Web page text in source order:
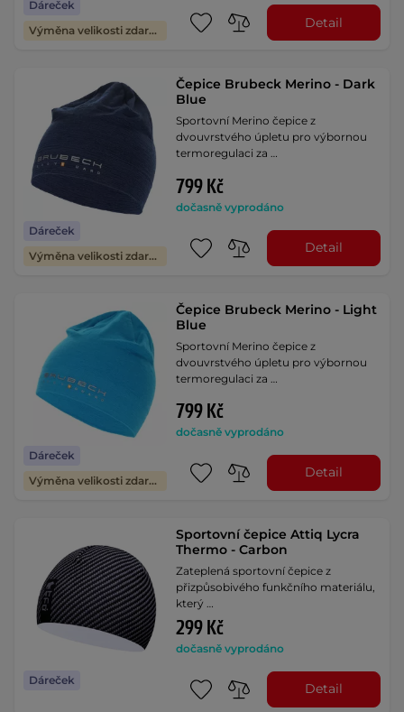
Dáreček
Výměna velikosti zdarma
Detail
Dáreček
Výměna velikosti zdarma
Čepice Brubeck Merino - Dark
Blue
Sportovní Merino čepice z
dvouvrstvého úpletu pro výbornou
termoregulaci za …
799 Kč
dočasně vyprodáno
Detail
Dáreček
Výměna velikosti zdarma
Čepice Brubeck Merino - Light
Blue
Sportovní Merino čepice z
dvouvrstvého úpletu pro výbornou
termoregulaci za …
799 Kč
dočasně vyprodáno
Detail
Dáreček
Sportovní čepice Attiq Lycra
Thermo - Carbon
Zateplená sportovní čepice z
přizpůsobivého funkčního materiálu,
který …
299 Kč
dočasně vyprodáno
Detail